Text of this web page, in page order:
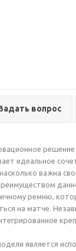
вопрос
идеальное
важна
ремню,
на матче.
является